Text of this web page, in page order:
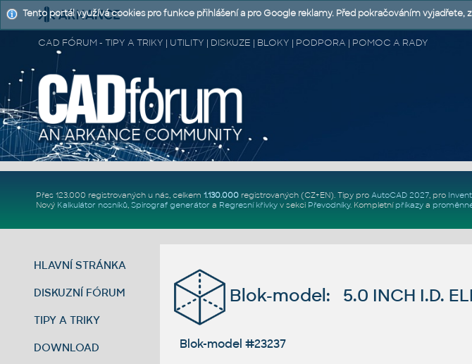
CAD FÓRUM - TIPY A TRIKY | UTILITY | DISKUZE | BLOKY | PODPORA | POMOC A RADY
Přes 123.000 registrovaných u nás, celkem 1.130.000registrovaných (CZ+EN). Tipy pro AutoCAD 2027, pro
Nový Kalkulátor nosníků, Spirograf generátor a Regresní křivkyv sekci Převodníky. Kompletní příkazya
HLAVNÍ STRÁNKA
DISKUZNÍ FÓRUM
TIPY A TRIKY
DOWNLOAD
Blok-model: 5.0 INCH I.D.
Blok-model #23237
Tento portál využívá cookies pro funkce přihlášení a pro Google reklamy. Před pokračováním vyjadřete,